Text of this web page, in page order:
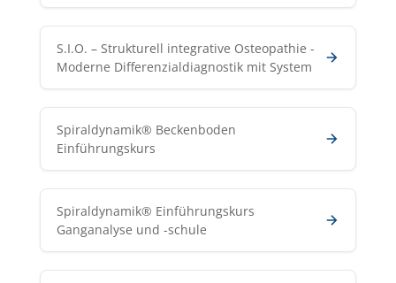
S.I.O. – Strukturell integrative Osteopathie -
Moderne Differenzialdiagnostik mit System
Spiraldynamik® Beckenboden
Einführungskurs
Spiraldynamik® Einführungskurs
Ganganalyse und -schule